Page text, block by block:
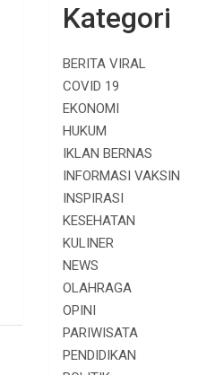
Kategori
BERITA VIRAL
COVID 19
EKONOMI
HUKUM
IKLAN BERNAS
INFORMASI VAKSIN
INSPIRASI
KESEHATAN
KULINER
NEWS
OLAHRAGA
OPINI
PARIWISATA
PENDIDIKAN